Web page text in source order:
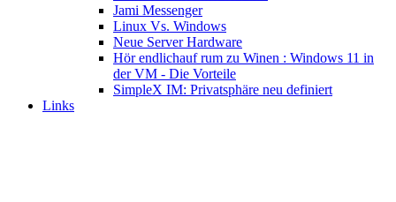
Jami Messenger
Linux Vs. Windows
Neue Server Hardware
Hör endlichauf rum zu Winen : Windows 11 in
der VM - Die Vorteile
SimpleX IM: Privatsphäre neu definiert
Links